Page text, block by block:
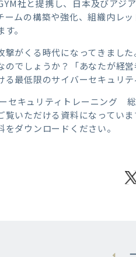
社と提携し、日本及びア
ームの構築や強化、組織内レ
。
撃がくる時代になってきまし
のでしょうか？「あなたが経
る最低限のサイバーセキュリ
セキュリティトレーニング
覧いただける資料になってい
ダウンロードください。